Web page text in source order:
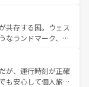
、プロヴァンスの
しみ方が可能だ。さ
ており、どの街角に
異なる文化を体験で
ス情報はコンテンツ一覧
ることがない。ベ
アルプスの絶景、そ
風景は必見。ビール
、新着の
てほしい。
共存する国。ウェス
なランドマーク、歴
優雅なアフタヌーン
国パブ、サッカー観
豊富。イギリスを旅
が、運行時刻が正確
も安心して個人旅行